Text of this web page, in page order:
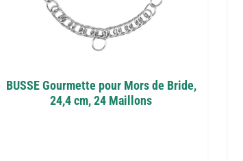
BUSSE Gourmette pour Mors de Bride,
24,4 cm, 24 Maillons